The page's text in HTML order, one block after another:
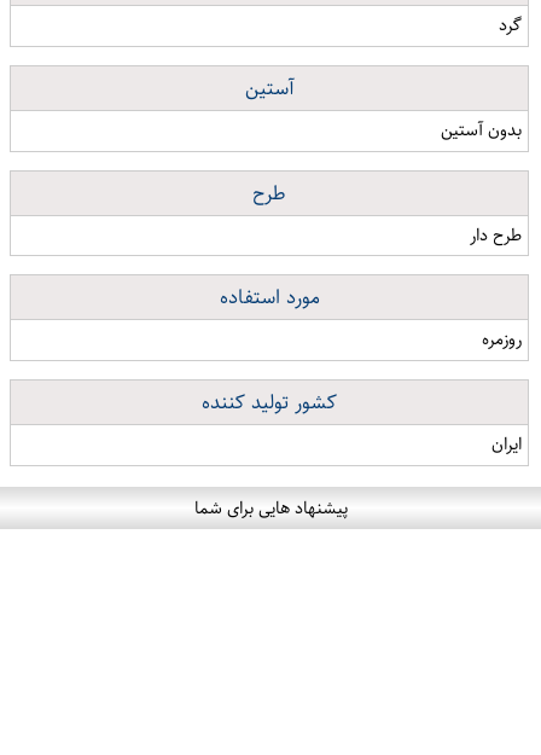
گرد
آستین
بدون آستین
طرح
طرح دار
مورد استفاده
روزمره
کشور تولید کننده
ایران
پیشنهاد هایی برای شما